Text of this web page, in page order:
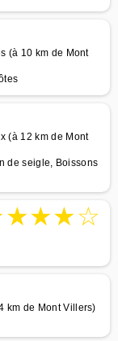
(à 10 km de Mont
(à 12 km de Mont
de seigle, Boissons
★★★☆
km de Mont Villers)